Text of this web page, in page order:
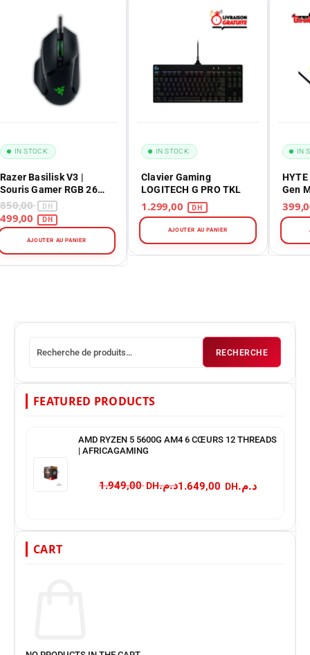
G PRO TKL
1.299,00
AU PANIER
HYTE NOODLE LN70 2nd
Gen Maroc – Ruban LED
Gaming 2m – Blanc
399,00
IN STOCK:
AJOUTER AU PANIER
Combo
Kandy 3 En
Mouse +
990,00
IN STOCK: 1
AJOUTER
FEATURED PRODUCTS
| AFRICAGAMING
CART